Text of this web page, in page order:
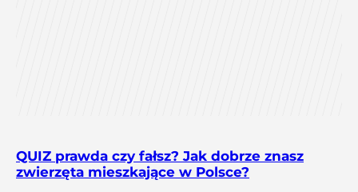
QUIZ prawda czy fałsz? Jak dobrze znasz
zwierzęta mieszkające w Polsce?